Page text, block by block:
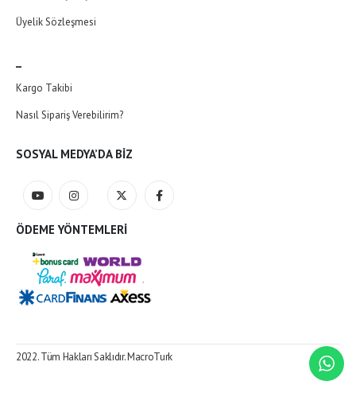
Üyelik Sözleşmesi
Kargo Takibi
Nasıl Sipariş Verebilirim?
SOSYAL MEDYA’DA BIZ
ÖDEME YÖNTEMLERI
2022. Tüm Hakları Saklıdır.MacroTurk